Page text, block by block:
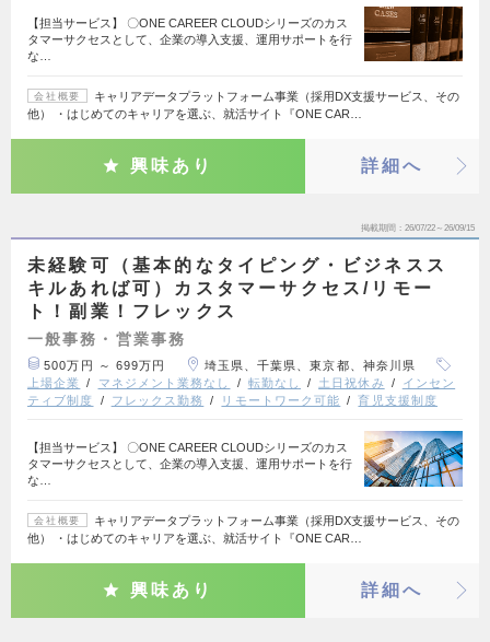
【担当サービス】 〇ONE CAREER CLOUDシリーズのカス
タマーサクセスとして、企業の導入支援、運用サポートを行
な…
会社概要
キャリアデータプラットフォーム事業（採用DX支援サービス、その
他） ・はじめてのキャリアを選ぶ、就活サイト『ONE CAR…
興味あり 詳細へ
掲載期間 26/07/22～26/09/15
未経験可（基本的なタイピング・ビジネスス
キルあれば可）カスタマーサクセス/リモー
ト！副業！フレックス
一般事務・営業事務
500万円 ～ 699万円
埼玉県、千葉県、東京都、神奈川県
上場企業
マネジメント業務なし 転勤なし 土日祝休み
インセン
ティブ制度
フレックス勤務 リモートワーク可能 育児支援制度
【担当サービス】 〇ONE CAREER CLOUDシリーズのカス
タマーサクセスとして、企業の導入支援、運用サポートを行
な…
会社概要
キャリアデータプラットフォーム事業（採用DX支援サービス、その
他） ・はじめてのキャリアを選ぶ、就活サイト『ONE CAR…
興味あり 詳細へ